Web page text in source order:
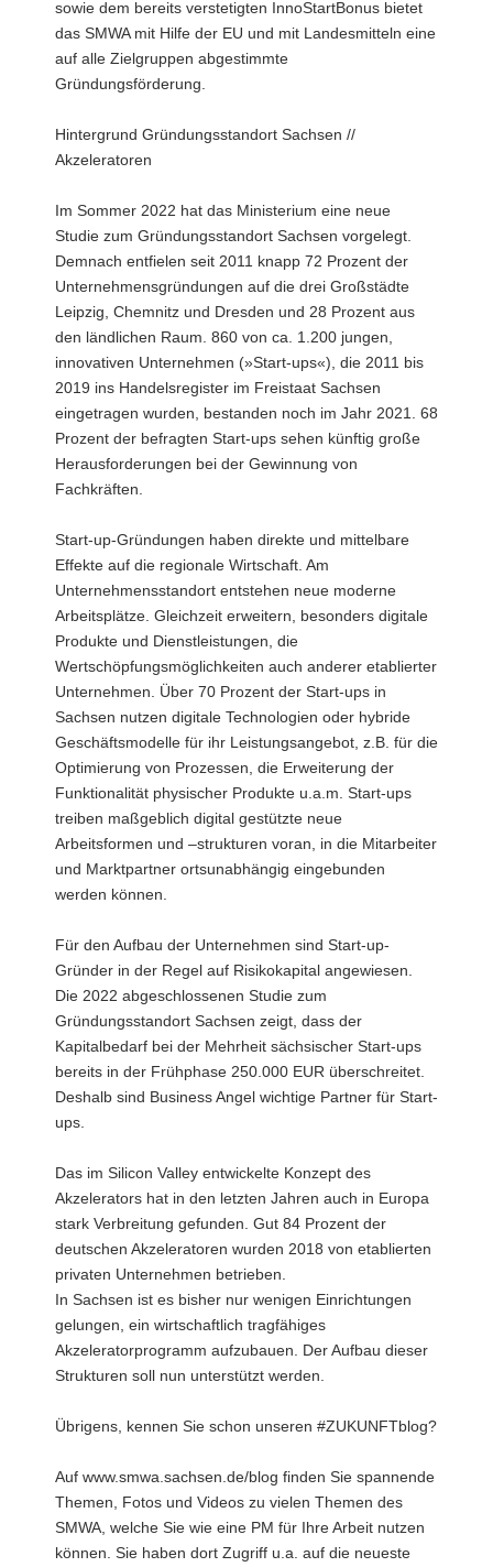
sowie dem bereits verstetigten InnoStartBonus bietet
das SMWA mit Hilfe der EU und mit Landesmitteln eine
auf alle Zielgruppen abgestimmte
Gründungsförderung.
Hintergrund Gründungsstandort Sachsen //
Akzeleratoren
Im Sommer 2022 hat das Ministerium eine neue
Studie zum Gründungsstandort Sachsen vorgelegt.
Demnach entfielen seit 2011 knapp 72 Prozent der
Unternehmensgründungen auf die drei Großstädte
Leipzig, Chemnitz und Dresden und 28 Prozent aus
den ländlichen Raum. 860 von ca. 1.200 jungen,
innovativen Unternehmen (»Start-ups«), die 2011 bis
2019 ins Handelsregister im Freistaat Sachsen
eingetragen wurden, bestanden noch im Jahr 2021. 68
Prozent der befragten Start-ups sehen künftig große
Herausforderungen bei der Gewinnung von
Fachkräften.
Start-up-Gründungen haben direkte und mittelbare
Effekte auf die regionale Wirtschaft. Am
Unternehmensstandort entstehen neue moderne
Arbeitsplätze. Gleichzeit erweitern, besonders digitale
Produkte und Dienstleistungen, die
Wertschöpfungsmöglichkeiten auch anderer etablierter
Unternehmen. Über 70 Prozent der Start-ups in
Sachsen nutzen digitale Technologien oder hybride
Geschäftsmodelle für ihr Leistungsangebot, z.B. für die
Optimierung von Prozessen, die Erweiterung der
Funktionalität physischer Produkte u.a.m. Start-ups
treiben maßgeblich digital gestützte neue
Arbeitsformen und –strukturen voran, in die Mitarbeiter
und Marktpartner ortsunabhängig eingebunden
werden können.
Für den Aufbau der Unternehmen sind Start-up-
Gründer in der Regel auf Risikokapital angewiesen.
Die 2022 abgeschlossenen Studie zum
Gründungsstandort Sachsen zeigt, dass der
Kapitalbedarf bei der Mehrheit sächsischer Start-ups
bereits in der Frühphase 250.000 EUR überschreitet.
Deshalb sind Business Angel wichtige Partner für Start-
ups.
Das im Silicon Valley entwickelte Konzept des
Akzelerators hat in den letzten Jahren auch in Europa
stark Verbreitung gefunden. Gut 84 Prozent der
deutschen Akzeleratoren wurden 2018 von etablierten
privaten Unternehmen betrieben.
In Sachsen ist es bisher nur wenigen Einrichtungen
gelungen, ein wirtschaftlich tragfähiges
Akzeleratorprogramm aufzubauen. Der Aufbau dieser
Strukturen soll nun unterstützt werden.
Übrigens, kennen Sie schon unseren #ZUKUNFTblog?
Auf www.smwa.sachsen.de/blog finden Sie spannende
Themen, Fotos und Videos zu vielen Themen des
SMWA, welche Sie wie eine PM für Ihre Arbeit nutzen
können. Sie haben dort Zugriff u.a. auf die neueste